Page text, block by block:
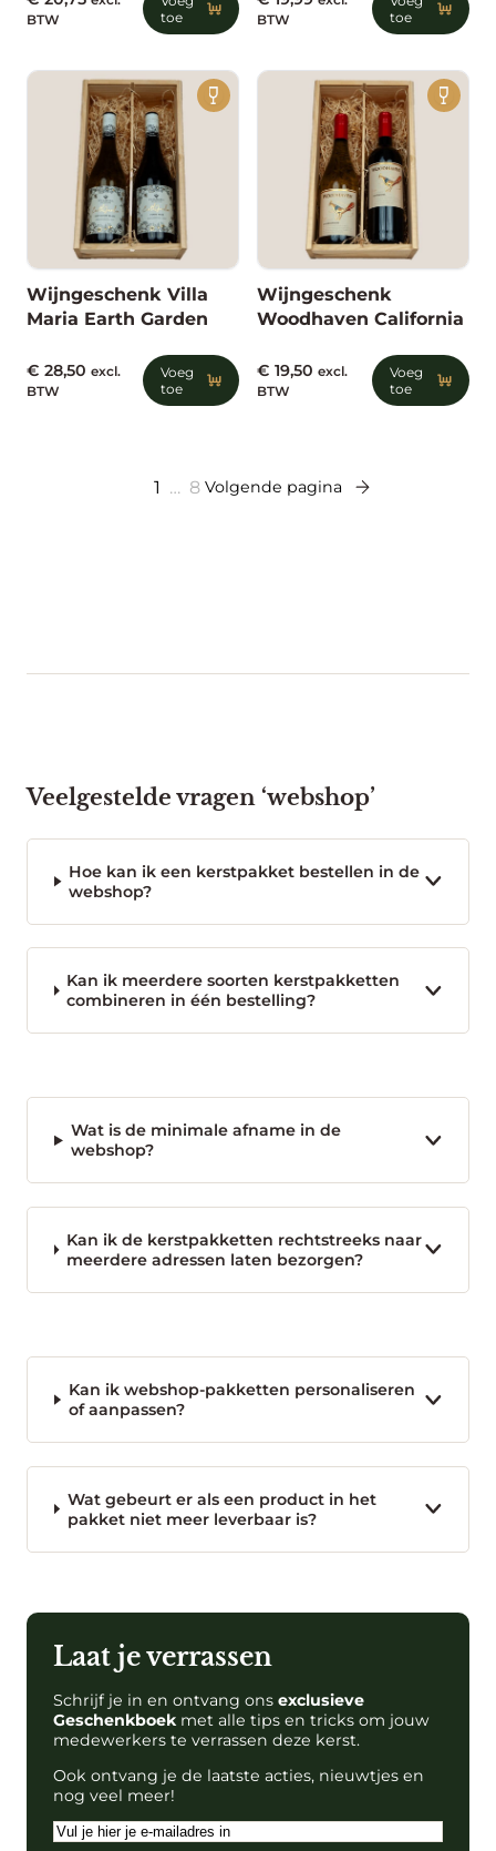
toe
BTW
toe
BTW
Wijngeschenk Villa
Maria Earth Garden
Voeg
toe
€ 28,50 excl.
BTW
Wijngeschenk
Woodhaven California
Voeg
toe
€ 19,50 excl.
BTW
1 … 8 Volgende pagina
Veelgestelde vragen ‘webshop’
Hoe kan ik een kerstpakket bestellen in de
webshop?
Kan ik meerdere soorten kerstpakketten
combineren in één bestelling?
Wat is de minimale afname in de
webshop?
Kan ik de kerstpakketten rechtstreeks naar
meerdere adressen laten bezorgen?
Kan ik webshop-pakketten personaliseren
of aanpassen?
Wat gebeurt er als een product in het
pakket niet meer leverbaar is?
Laat je verrassen
Schrijf je in en ontvang ons exclusieve
Geschenkboek met alle tips en tricks om jouw
medewerkers te verrassen deze kerst.
Ook ontvang je de laatste acties, nieuwtjes en
nog veel meer!
E-